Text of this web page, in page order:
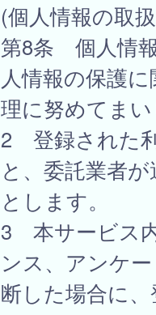
(個人情報の取
第8条 個人情
人情報の保護
理に努めてまい
2 登録された
と、委託業者
とします。
3 本サービス
ンス、アンケ
断した場合に